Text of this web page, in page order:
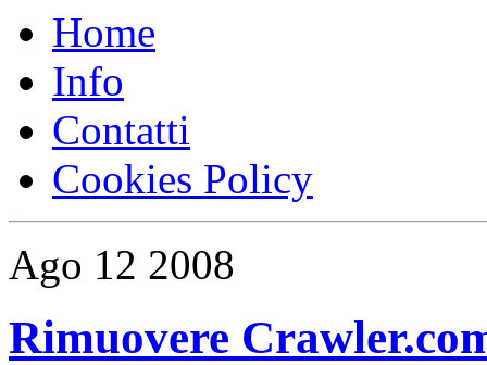
Home
Info
Contatti
Cookies Policy
Ago 12 2008
Rimuovere